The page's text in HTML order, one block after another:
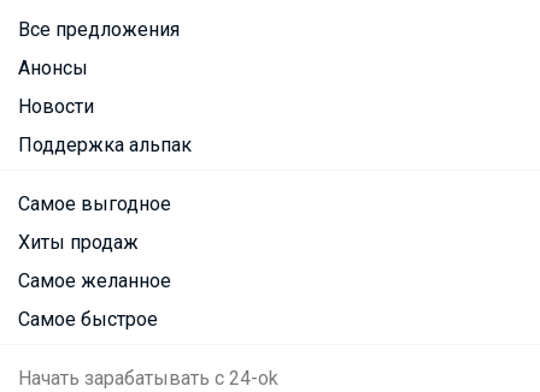
Все предложения
Анонсы
Новости
Поддержка альпак
Самое выгодное
Хиты продаж
Самое желанное
Самое быстрое
Начать зарабатывать с 24-ok